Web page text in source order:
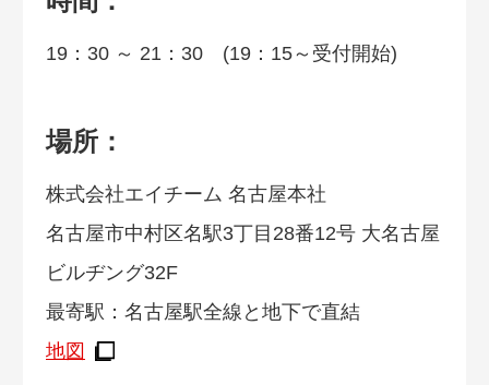
19：30 ～ 21：30 (19：15～受付開始)
場所：
株式会社エイチーム 名古屋本社
名古屋市中村区名駅3丁目28番12号 大名古屋
ビルヂング32F
最寄駅：名古屋駅全線と地下で直結
地図